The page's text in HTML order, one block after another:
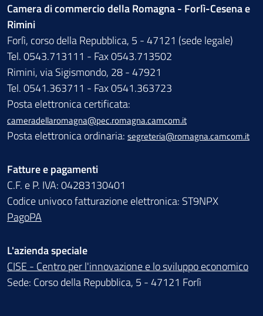
Camera di commercio della Romagna - Forlì-Cesena e
Rimini
Forlì, corso della Repubblica, 5 - 47121 (sede legale)
Tel. 0543.713111 - Fax 0543.713502
Rimini, via Sigismondo, 28 - 47921
Tel. 0541.363711 - Fax 0541.363723
Posta elettronica certificata:
cameradellaromagna@pec.romagna.camcom.it
Posta elettronica ordinaria: segreteria@romagna.camcom.it
Fatture e pagamenti
C.F. e P. IVA: 04283130401
Codice univoco fatturazione elettronica: ST9NPX
PagoPA
L'azienda speciale
CISE - Centro per l'innovazione e lo sviluppo economico
Sede: Corso della Repubblica, 5 - 47121 Forlì